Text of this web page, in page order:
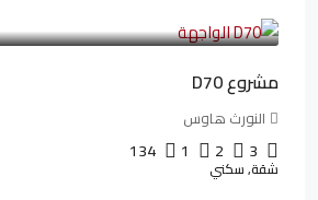
مشروع D70
النورث هاوس
3
2
1
134
شقة, سكني